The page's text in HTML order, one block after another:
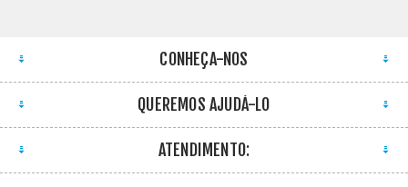
CONHEÇA-NOS
QUEREMOS AJUDÁ-LO
ATENDIMENTO: